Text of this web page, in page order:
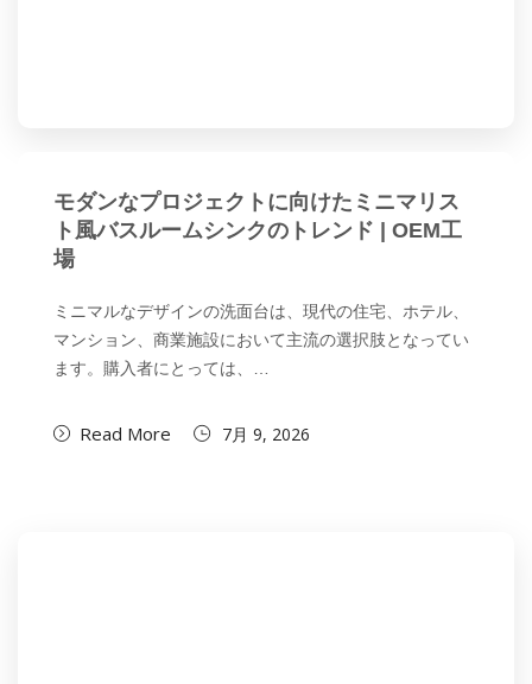
モダンなプロジェクトに向けたミニマリス
ト風バスルームシンクのトレンド | OEM工
場
ミニマルなデザインの洗面台は、現代の住宅、ホテル、
マンション、商業施設において主流の選択肢となってい
ます。購入者にとっては、…
Read More 7月 9, 2026